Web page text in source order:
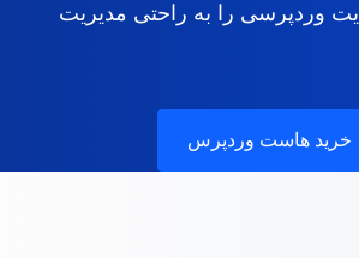
وبسایت وردپرسی را به راحتی مدیریت
خريد هاست وردپرس